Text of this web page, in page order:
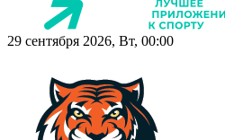
29 сентября 2026, Вт, 00:00